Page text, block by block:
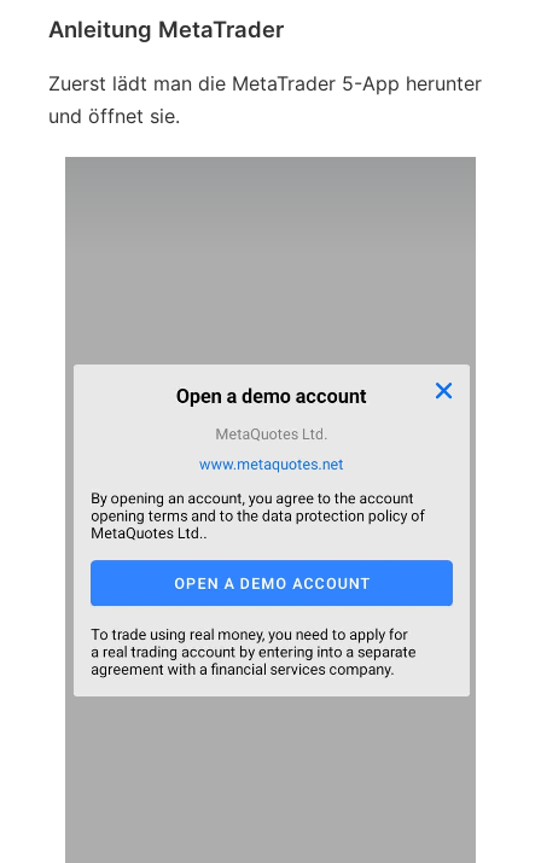
Anleitung MetaTrader
Zuerst lädt man die MetaTrader 5-App herunter
und öffnet sie.